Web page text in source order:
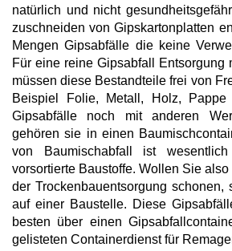
natürlich und nicht
zuschneiden von Gipskartonplatten
Mengen Gipsabfälle die keine
Für eine reine Gipsabfall Entsorgung
müssen diese Bestandteile frei von
Beispiel Folie, Metall, Holz,
Gipsabfälle noch mit anderen
gehören sie in einen
von Baumischabfall ist
vorsortierte Baustoffe. Wollen Sie
der Trockenbauentsorgung schonen,
auf einer Baustelle. Diese
besten über einen
gelisteten Containerdienst für